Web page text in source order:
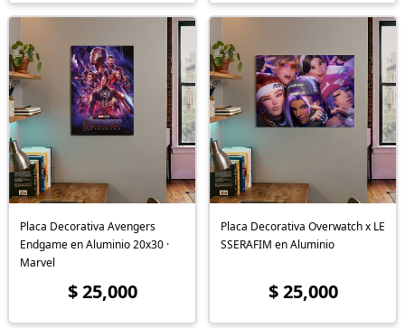
Placa Decorativa Avengers
Endgame en Aluminio 20x30 ·
Marvel
$ 25,000
Placa Decorativa Overwatch x LE
SSERAFIM en Aluminio
$ 25,000